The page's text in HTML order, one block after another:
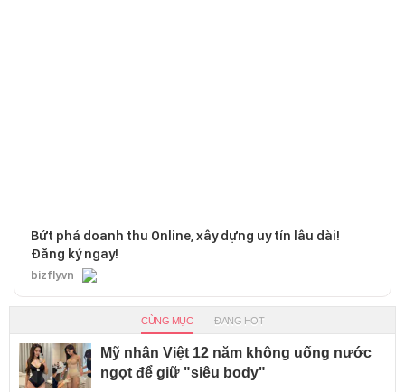
Bứt phá doanh thu Online, xây dựng uy tín lâu dài!
Đăng ký ngay!
bizfly.vn
CÙNG MỤC ĐANG HOT
Mỹ nhân Việt 12 năm không uống nước
ngọt để giữ "siêu body"